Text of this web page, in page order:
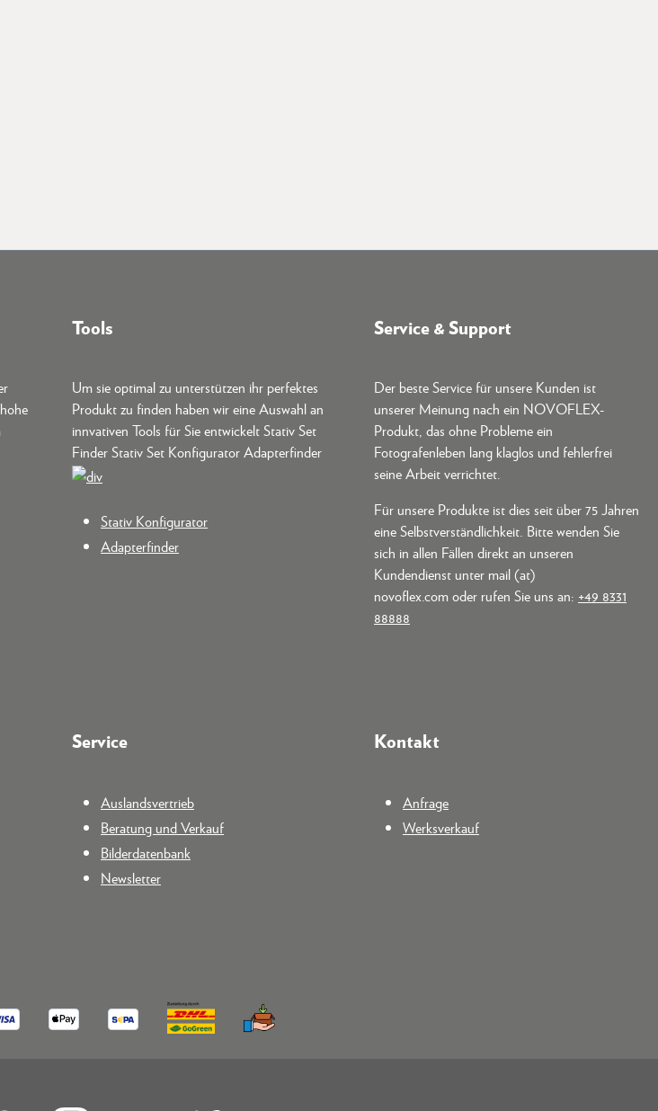
Tools
Um sie optimal zu unterstützen ihr perfektes
Produkt zu finden haben wir eine Auswahl an
innvativen Tools für Sie entwickelt Stativ Set
Finder Stativ Set Konfigurator Adapterfinder
Stativ Konfigurator
Adapterfinder
Service & Support
Der beste Service für unsere Kunden ist
unserer Meinung nach ein NOVOFLEX-
Produkt, das ohne Probleme ein
Fotografenleben lang klaglos und fehlerfrei
seine Arbeit verrichtet.
Für unsere Produkte ist dies seit über 75 Jahren
eine Selbstverständlichkeit. Bitte wenden Sie
sich in allen Fällen direkt an unseren
Kundendienst unter mail (at)
novoflex.com oder rufen Sie uns an: +49 8331
88888
Service
Auslandsvertrieb
Beratung und Verkauf
Bilderdatenbank
Newsletter
Kontakt
Anfrage
Werksverkauf